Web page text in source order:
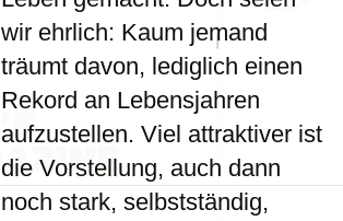
wir ehrlich: Kaum jemand
träumt davon, lediglich einen
Rekord an Lebensjahren
aufzustellen. Viel attraktiver ist
die Vorstellung, auch dann
noch stark, selbstständig,